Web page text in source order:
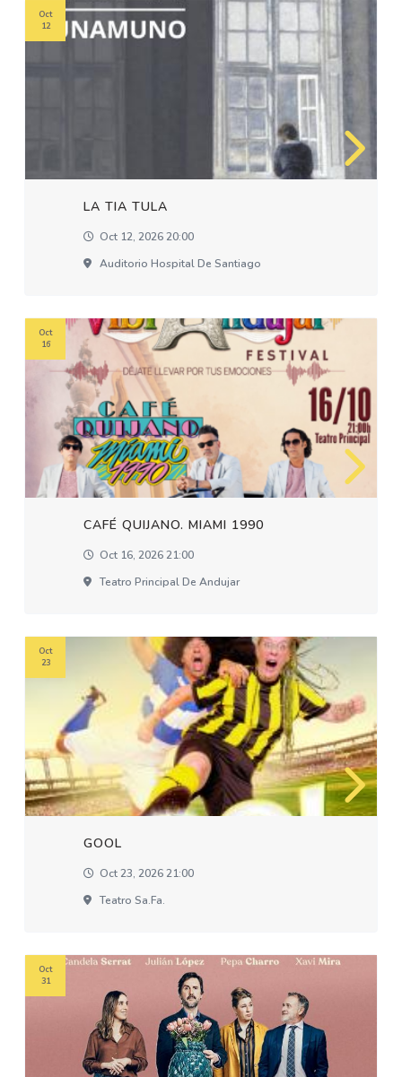
LA TIA TULA
Oct 12, 2026 20:00
Auditorio Hospital De Santiago
Oct
12
CAFÉ QUIJANO. MIAMI 1990
Oct 16, 2026 21:00
Teatro Principal De Andujar
Oct
16
GOOL
Oct 23, 2026 21:00
Teatro Sa.fa.
Oct
23
Oct
31